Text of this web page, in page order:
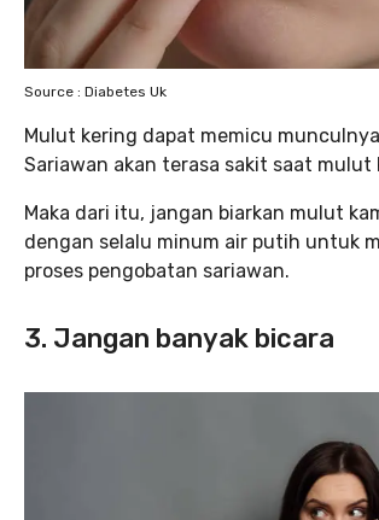
Source : Diabetes Uk
Mulut kering dapat memicu
Sariawan akan terasa sakit saat mulut
Maka dari itu, jangan biarkan mulut
dengan selalu minum air putih untuk
proses pengobatan sariawan.
3. Jangan banyak bicara